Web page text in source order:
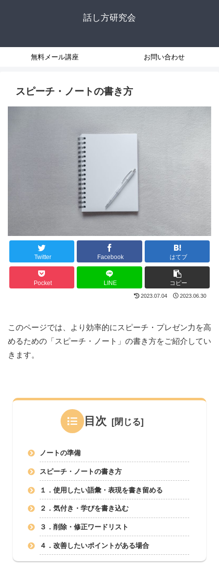
話し方研究会
無料メール講座 お問い合わせ
スピーチ・ノートの書き方
Twitter Facebook はてブ
Pocket LINE コピー
2023.07.04 2023.06.30
このページでは、より効率的にスピーチ・プレゼン力を高
めるための「スピーチ・ノート」の書き方をご紹介してい
きます。
目次
ノートの準備
スピーチ・ノートの書き方
１．使用したい語彙・表現を書き留める
２．気付き・学びを書き込む
３．削除・修正ワードリスト
４．改善したいポイントがある場合